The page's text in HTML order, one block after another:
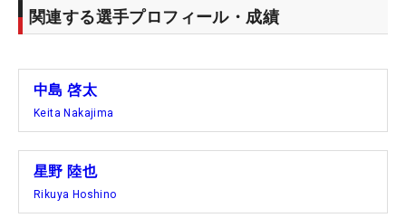
関連する選手プロフィール・成績
中島 啓太
Keita Nakajima
星野 陸也
Rikuya Hoshino